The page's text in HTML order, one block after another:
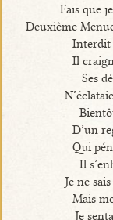
Fais que
Deuxième
Interdit
Il
Ses
D’un
Qui
Il
Je ne
Mais
Je